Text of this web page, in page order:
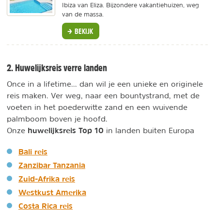
Ibiza van Eliza. Bijzondere vakantiehuizen, weg
van de massa.
BEKIJK
2. Huwelijksreis verre landen
Once in a lifetime... dan wil je een unieke en originele
reis maken. Ver weg, naar een bountystrand, met de
voeten in het poederwitte zand en een wuivende
palmboom boven je hoofd.
Onze huwelijksreis Top 10 in landen buiten Europa
Bali reis
Zanzibar Tanzania
Zuid-Afrika reis
Westkust Amerika
Costa Rica reis